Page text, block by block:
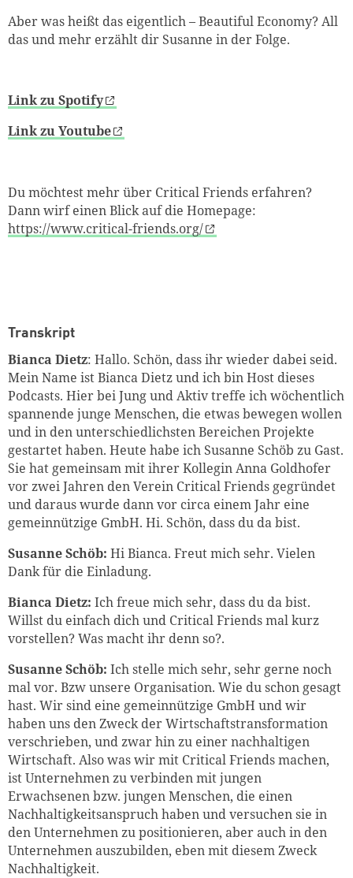
Aber was heißt das eigentlich – Beautiful Economy? All
das und mehr erzählt dir Susanne in der Folge.
Link zu Spotify
Link zu Youtube
Du möchtest mehr über Critical Friends erfahren?
Dann wirf einen Blick auf die Homepage:
https://www.critical-friends.org/
Transkript
Bianca Dietz: Hallo. Schön, dass ihr wieder dabei seid.
Mein Name ist Bianca Dietz und ich bin Host dieses
Podcasts. Hier bei Jung und Aktiv treffe ich wöchentlich
spannende junge Menschen, die etwas bewegen wollen
und in den unterschiedlichsten Bereichen Projekte
gestartet haben. Heute habe ich Susanne Schöb zu Gast.
Sie hat gemeinsam mit ihrer Kollegin Anna Goldhofer
vor zwei Jahren den Verein Critical Friends gegründet
und daraus wurde dann vor circa einem Jahr eine
gemeinnützige GmbH. Hi. Schön, dass du da bist.
Susanne Schöb: Hi Bianca. Freut mich sehr. Vielen
Dank für die Einladung.
Bianca Dietz: Ich freue mich sehr, dass du da bist.
Willst du einfach dich und Critical Friends mal kurz
vorstellen? Was macht ihr denn so?.
Susanne Schöb: Ich stelle mich sehr, sehr gerne noch
mal vor. Bzw unsere Organisation. Wie du schon gesagt
hast. Wir sind eine gemeinnützige GmbH und wir
haben uns den Zweck der Wirtschaftstransformation
verschrieben, und zwar hin zu einer nachhaltigen
Wirtschaft. Also was wir mit Critical Friends machen,
ist Unternehmen zu verbinden mit jungen
Erwachsenen bzw. jungen Menschen, die einen
Nachhaltigkeitsanspruch haben und versuchen sie in
den Unternehmen zu positionieren, aber auch in den
Unternehmen auszubilden, eben mit diesem Zweck
Nachhaltigkeit.